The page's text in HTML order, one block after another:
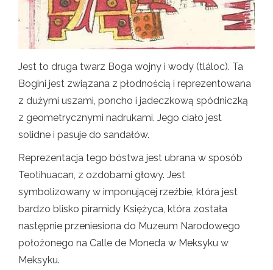
Jest to druga twarz Boga wojny i wody (tláloc). Ta
Bogini jest związana z płodnością i reprezentowana
z dużymi uszami, poncho i jadeczkową spódniczką
z geometrycznymi nadrukami. Jego ciało jest
solidne i pasuje do sandałów.
Reprezentacja tego bóstwa jest ubrana w sposób
Teotihuacan, z ozdobami głowy. Jest
symbolizowany w imponującej rzeźbie, która jest
bardzo blisko piramidy Księżyca, która została
następnie przeniesiona do Muzeum Narodowego
położonego na Calle de Moneda w Meksyku w
Meksyku.